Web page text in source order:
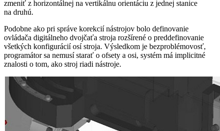
zmeniť z horizontálnej na vertikálnu orientáciu z jednej stanice
na druhú.
Podobne ako pri správe korekcií nástrojov bolo definovanie
ovládača digitálneho dvojčaťa stroja rozšírené o preddefinovanie
všetkých konfigurácií osí stroja. Výsledkom je bezproblémovosť,
programátor sa nemusí starať o ofsety a osi, systém má implicitné
znalosti o tom, ako stroj riadi nástroje.